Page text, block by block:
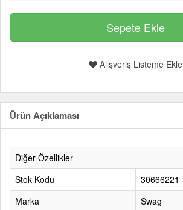
Alışveriş Listeme Ekle
Ürün Açıklaması
Diğer Özellikler
Stok Kodu
30666221
Marka
Swag